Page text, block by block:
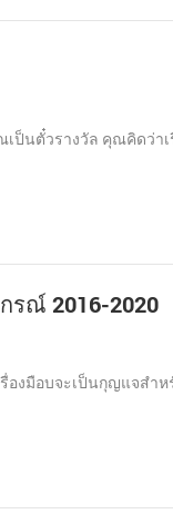
ตั๋วรางวัล คุณคิดว่าเ
รณ์ 2016-2020
รื่องมือบจะเป็นกุญแจส